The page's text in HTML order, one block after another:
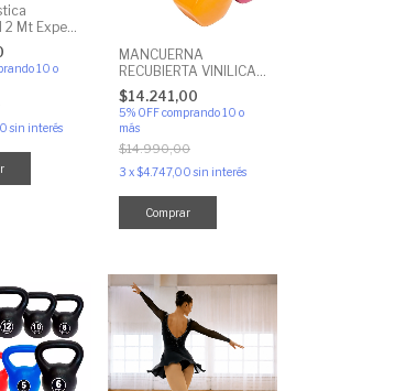
Mt Expert
Media-
10 o
sin interés
MANCUERNA
RECUBIERTA VINILICA
EXPERT
$14.241,00
5% OFFcomprando 10 o
más
$14.990,00
3 x$4.747,00 sin interés
Comprar